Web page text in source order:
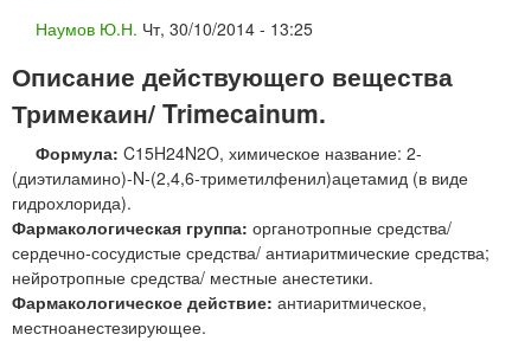
Наумов Ю.Н. Чт, 30/10/2014 - 13:25
Описание действующего вещества
Тримекаин/ Trimecainum.
Формула: C15H24N2O, химическое название: 2-
(диэтиламино)-N-(2,4,6-триметилфенил)ацетамид (в виде
гидрохлорида).
Фармакологическая группа: органотропные средства/
сердечно-сосудистые средства/ антиаритмические средства;
нейротропные средства/ местные анестетики.
Фармакологическое действие: антиаритмическое,
местноанестезирующее.